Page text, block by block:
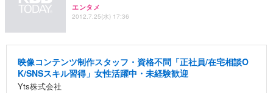
エンタメ
2012.7.25(水) 17:36
映像コンテンツ制作スタッフ・資格不問「正社員/在宅相談O
K/SNSスキル習得」女性活躍中・未経験歓迎
Yts株式会社